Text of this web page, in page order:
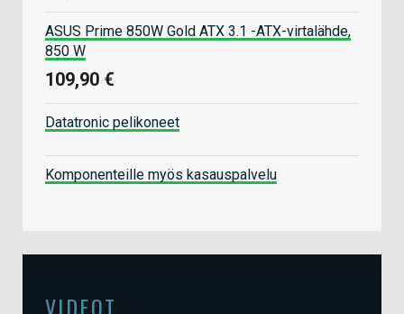
ASUS Prime 850W Gold ATX 3.1 -ATX-virtalähde,
850 W
109,90 €
Datatronic pelikoneet
Komponenteille myös kasauspalvelu
VIDEOT